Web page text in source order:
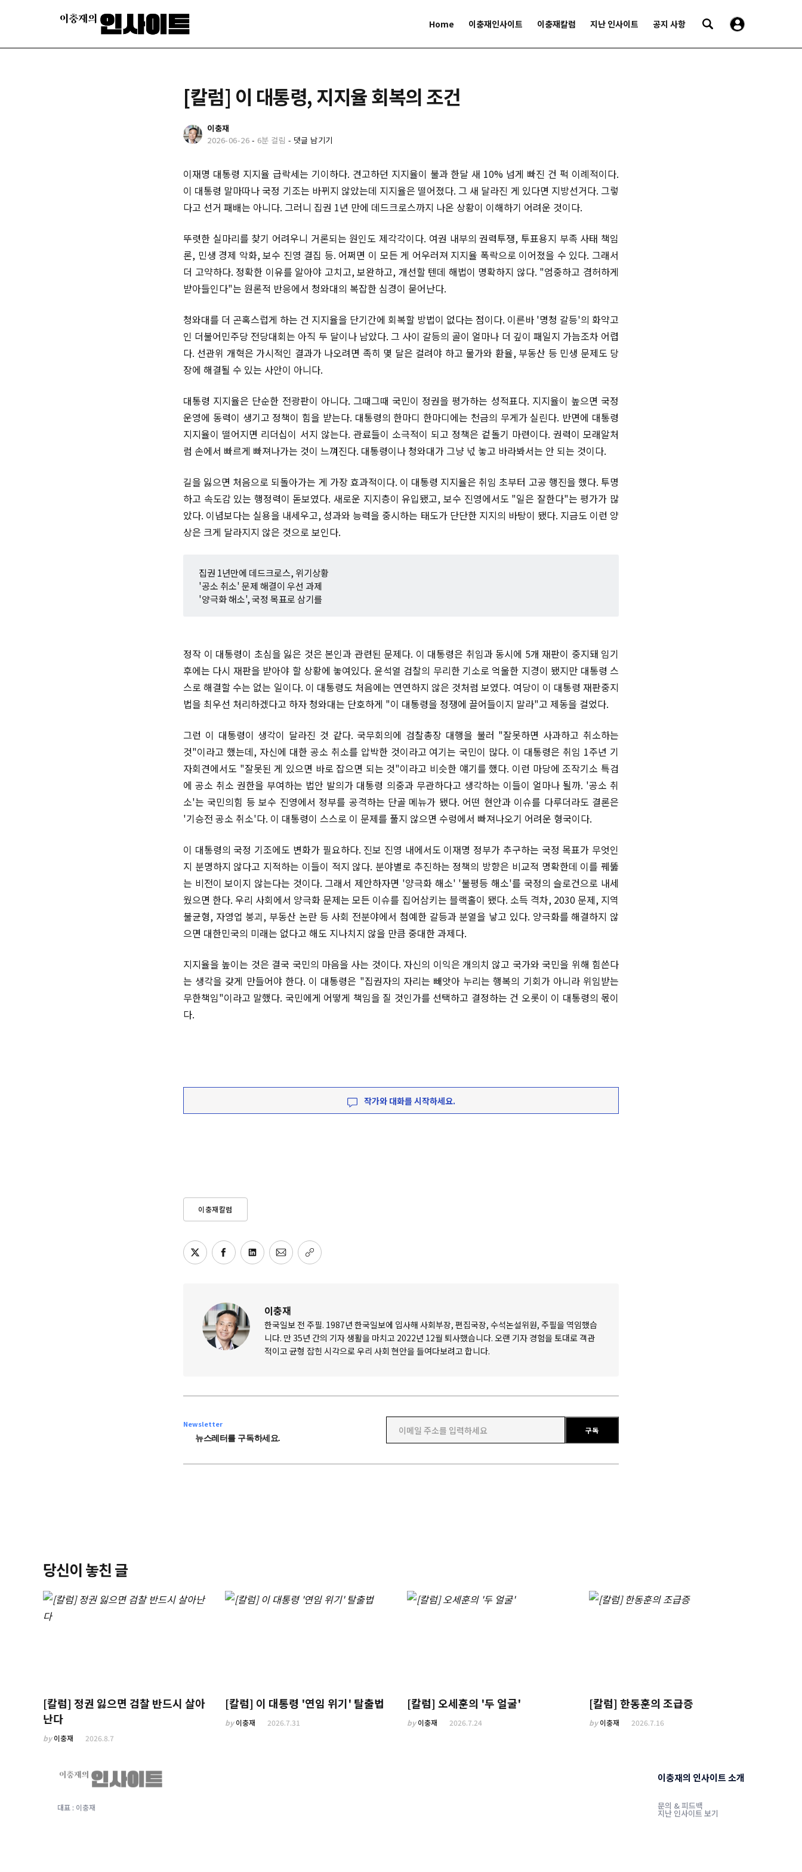
Home 이충재인사이트 이충재칼럼 지난 인사이트 공지 사항
[칼럼] 이 대통령, 지지율 회복의 조건
이충재
2026-06-26 - 6분 걸림 - 댓글 남기기
이재명 대통령 지지율 급락세는 기이하다. 견고하던 지지율이 불과 한달 새 10% 넘게 빠진 건 퍽 이례적이다.
이 대통령 말마따나 국정 기조는 바뀌지 않았는데 지지율은 떨어졌다. 그 새 달라진 게 있다면 지방선거다. 그렇
다고 선거 패배는 아니다. 그러니 집권 1년 만에 데드크로스까지 나온 상황이 이해하기 어려운 것이다.
뚜렷한 실마리를 찾기 어려우니 거론되는 원인도 제각각이다. 여권 내부의 권력투쟁, 투표용지 부족 사태 책임
론, 민생 경제 악화, 보수 진영 결집 등. 어쩌면 이 모든 게 어우러져 지지율 폭락으로 이어졌을 수 있다. 그래서
더 고약하다. 정확한 이유를 알아야 고치고, 보완하고, 개선할 텐데 해법이 명확하지 않다. "엄중하고 겸허하게
받아들인다"는 원론적 반응에서 청와대의 복잡한 심경이 묻어난다.
청와대를 더 곤혹스럽게 하는 건 지지율을 단기간에 회복할 방법이 없다는 점이다. 이른바 '명청 갈등'의 화약고
인 더불어민주당 전당대회는 아직 두 달이나 남았다. 그 사이 갈등의 골이 얼마나 더 깊이 패일지 가늠조차 어렵
다. 선관위 개혁은 가시적인 결과가 나오려면 족히 몇 달은 걸려야 하고 물가와 환율, 부동산 등 민생 문제도 당
장에 해결될 수 있는 사안이 아니다.
대통령 지지율은 단순한 전광판이 아니다. 그때그때 국민이 정권을 평가하는 성적표다. 지지율이 높으면 국정
운영에 동력이 생기고 정책이 힘을 받는다. 대통령의 한마디 한마디에는 천금의 무게가 실린다. 반면에 대통령
지지율이 떨어지면 리더십이 서지 않는다. 관료들이 소극적이 되고 정책은 겉돌기 마련이다. 권력이 모래알처
럼 손에서 빠르게 빠져나가는 것이 느껴진다. 대통령이나 청와대가 그냥 넋 놓고 바라봐서는 안 되는 것이다.
길을 잃으면 처음으로 되돌아가는 게 가장 효과적이다. 이 대통령 지지율은 취임 초부터 고공 행진을 했다. 투명
하고 속도감 있는 행정력이 돋보였다. 새로운 지지층이 유입됐고, 보수 진영에서도 "일은 잘한다"는 평가가 많
았다. 이념보다는 실용을 내세우고, 성과와 능력을 중시하는 태도가 단단한 지지의 바탕이 됐다. 지금도 이런 양
상은 크게 달라지지 않은 것으로 보인다.
집권 1년만에 데드크로스, 위기상황
'공소 취소' 문제 해결이 우선 과제
'양극화 해소', 국정 목표로 삼기를
정작 이 대통령이 초심을 잃은 것은 본인과 관련된 문제다. 이 대통령은 취임과 동시에 5개 재판이 중지돼 임기
후에는 다시 재판을 받아야 할 상황에 놓여있다. 윤석열 검찰의 무리한 기소로 억울한 지경이 됐지만 대통령 스
스로 해결할 수는 없는 일이다. 이 대통령도 처음에는 연연하지 않은 것처럼 보였다. 여당이 이 대통령 재판중지
법을 최우선 처리하겠다고 하자 청와대는 단호하게 "이 대통령을 정쟁에 끌어들이지 말라"고 제동을 걸었다.
그런 이 대통령이 생각이 달라진 것 같다. 국무회의에 검찰총장 대행을 불러 "잘못하면 사과하고 취소하는
것"이라고 했는데, 자신에 대한 공소 취소를 압박한 것이라고 여기는 국민이 많다. 이 대통령은 취임 1주년 기
자회견에서도 "잘못된 게 있으면 바로 잡으면 되는 것"이라고 비슷한 얘기를 했다. 이런 마당에 조작기소 특검
에 공소 취소 권한을 부여하는 법안 발의가 대통령 의중과 무관하다고 생각하는 이들이 얼마나 될까. '공소 취
소'는 국민의힘 등 보수 진영에서 정부를 공격하는 단골 메뉴가 됐다. 어떤 현안과 이슈를 다루더라도 결론은
'기승전 공소 취소'다. 이 대통령이 스스로 이 문제를 풀지 않으면 수렁에서 빠져나오기 어려운 형국이다.
이 대통령의 국정 기조에도 변화가 필요하다. 진보 진영 내에서도 이재명 정부가 추구하는 국정 목표가 무엇인
지 분명하지 않다고 지적하는 이들이 적지 않다. 분야별로 추진하는 정책의 방향은 비교적 명확한데 이를 꿰뚫
는 비전이 보이지 않는다는 것이다. 그래서 제안하자면 '양극화 해소' '불평등 해소'를 국정의 슬로건으로 내세
웠으면 한다. 우리 사회에서 양극화 문제는 모든 이슈를 집어삼키는 블랙홀이 됐다. 소득 격차, 2030 문제, 지역
불균형, 자영업 붕괴, 부동산 논란 등 사회 전분야에서 첨예한 갈등과 분열을 낳고 있다. 양극화를 해결하지 않
으면 대한민국의 미래는 없다고 해도 지나치지 않을 만큼 중대한 과제다.
지지율을 높이는 것은 결국 국민의 마음을 사는 것이다. 자신의 이익은 개의치 않고 국가와 국민을 위해 힘쓴다
는 생각을 갖게 만들어야 한다. 이 대통령은 "집권자의 자리는 빼앗아 누리는 행복의 기회가 아니라 위임받는
무한책임"이라고 말했다. 국민에게 어떻게 책임을 질 것인가를 선택하고 결정하는 건 오롯이 이 대통령의 몫이
다.
작가와 대화를 시작하세요.
이충재칼럼
이충재
한국일보 전 주필. 1987년 한국일보에 입사해 사회부장, 편집국장, 수석논설위원, 주필을 역임했습
니다. 만 35년 간의 기자 생활을 마치고 2022년 12월 퇴사했습니다. 오랜 기자 경험을 토대로 객관
적이고 균형 잡힌 시각으로 우리 사회 현안을 들여다보려고 합니다.
Newsletter
뉴스레터를 구독하세요. 이메일 주소를 입력하세요
구독
당신이 놓친 글
[칼럼] 정권 잃으면 검찰 반드시 살아
난다
by이충재 2026.8.7
[칼럼] 이 대통령 '연임 위기' 탈출법
by이충재 2026.7.31
[칼럼] 오세훈의 '두 얼굴'
by이충재 2026.7.24
[칼럼] 한동훈의 조급증
by이충재 2026.7.16
대표 : 이충재
이충재의 인사이트 소개
문의 & 피드백
지난 인사이트 보기